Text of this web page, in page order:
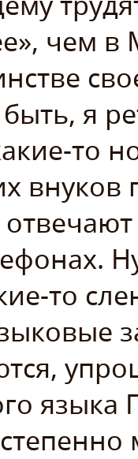
чем в
я
то
внуков
то